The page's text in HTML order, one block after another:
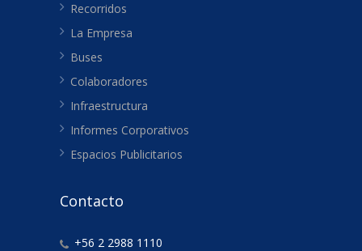
Recorridos
La Empresa
Buses
Colaboradores
Infraestructura
Informes Corporativos
Espacios Publicitarios
Contacto
+56 2 2988 1110